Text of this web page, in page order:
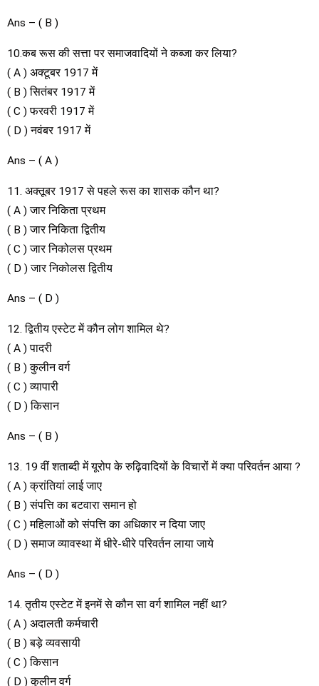
Ans – ( B )
10.कब रूस की सत्ता पर समाजवादियों ने कब्जा कर लिया?
( A ) अक्टूबर 1917 में
( B ) सितंबर 1917 में
( C ) फरवरी 1917 में
( D ) नवंबर 1917 में
Ans – ( A )
11. अक्तूबर 1917 से पहले रूस का शासक कौन था?
( A ) जार निकिता प्रथम
( B ) जार निकिता द्वितीय
( C ) जार निकोलस प्रथम
( D ) जार निकोलस द्वितीय
Ans – ( D )
12. द्वितीय एस्टेट में कौन लोग शामिल थे?
( A ) पादरी
( B ) कुलीन वर्ग
( C ) व्यापारी
( D ) किसान
Ans – ( B )
13. 19 वीं शताब्दी में यूरोप के रुढ़िवादियों के विचारों में क्या परिवर्तन आया ?
( A ) क्रांतियां लाई जाए
( B ) संपत्ति का बटवारा समान हो
( C ) महिलाओं को संपत्ति का अधिकार न दिया जाए
( D ) समाज व्यावस्था में धीरे-धीरे परिवर्तन लाया जाये
Ans – ( D )
14. तृतीय एस्टेट में इनमें से कौन सा वर्ग शामिल नहीं था?
( A ) अदालती कर्मचारी
( B ) बड़े व्यवसायी
( C ) किसान
( D ) कुलीन वर्ग